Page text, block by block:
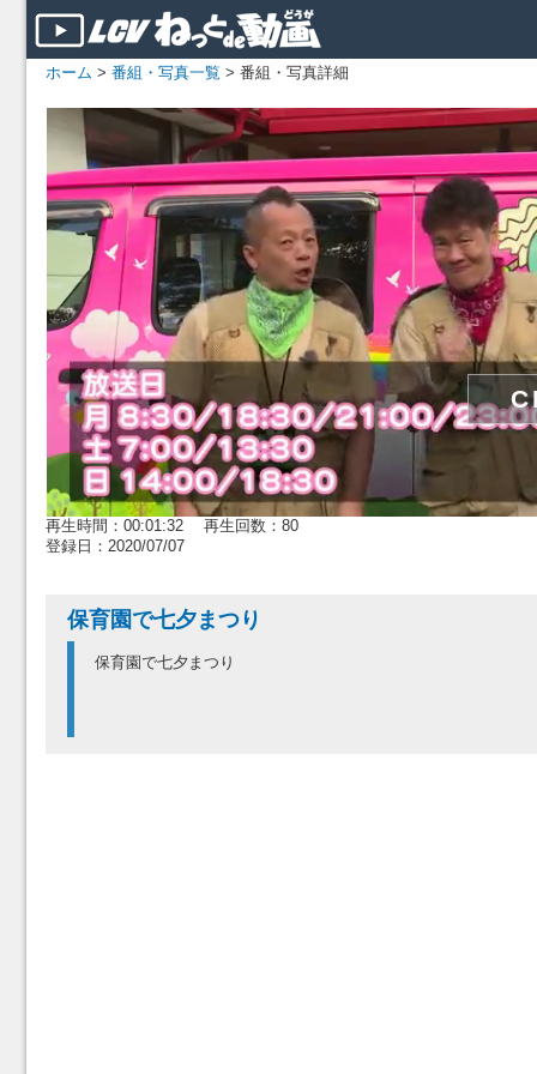
ホーム > 番組・写真一覧 > 番組・写真詳細
再生時間：00:01:32 再生回数：80
登録日：2020/07/07
保育園で七夕まつり
保育園で七夕まつり